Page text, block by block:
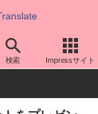
検索 Impressサイト